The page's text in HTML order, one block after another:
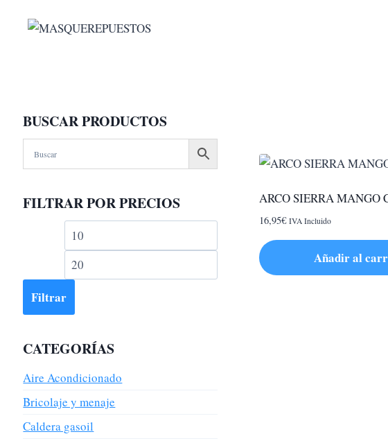
ARCO SIERRA MANGO
16,95€ IVA Incluido
Añadir al
BUSCAR PRODUCTOS
FILTRAR POR PRECIOS
Precio
mínimo
máximo
Filtrar
CATEGORÍAS
Aire Acondicionado
Bricolaje y menaje
Caldera gasoil